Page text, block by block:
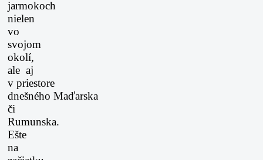
jarmokoch
nielen
vo
svojom
okolí,
ale aj
v priestore
dnešného Maďarska
či
Rumunska.
Ešte
na